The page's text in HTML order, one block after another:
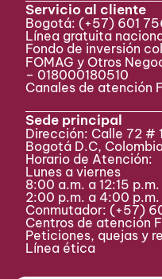
Servicio al cliente
Bogotá: (+57) 601
Línea gratuita
Fondo de inversión
FOMAG y Otros
– 018000180510
Canales de atención
Sede principal
Dirección: Calle 72 #
Bogotá D.C,
Horario de Atención:
Lunes a viernes
8:00 a.m. a 12:15
2:00 p.m. a 4:00 p.m.
Conmutador: (+57)
Centros de atención
Peticiones, quejas y
Línea ética